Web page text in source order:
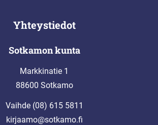
Yhteystiedot
Sotkamon kunta
Markkinatie 1
88600 Sotkamo
Vaihde (08) 615 5811
kirjaamo@sotkamo.fi